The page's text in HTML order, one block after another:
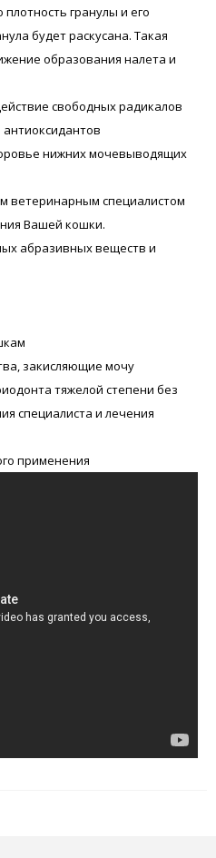
гранулы и его
будет раскусана. Такая
образования налета и
свободных радикалов
антиоксидантов
нижних мочевыводящих
ветеринарным специалистом
Вашей кошки.
абразивных веществ и
закисляющие мочу
тяжелой степени без
специалиста и лечения
применения